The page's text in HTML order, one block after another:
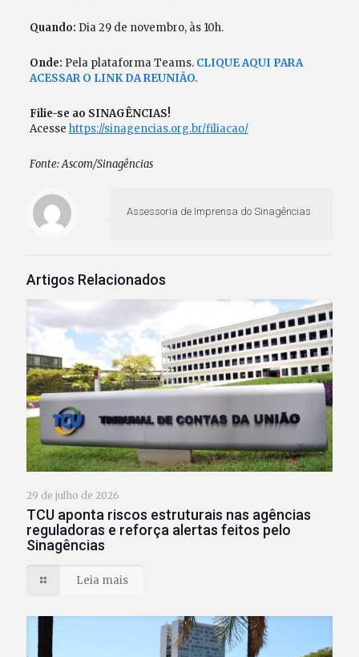
Quando: Dia 29 de novembro, às 10h.
Onde: Pela plataforma Teams. CLIQUE AQUI PARA
ACESSAR O LINK DA REUNIÃO.
Filie-se ao SINAGÊNCIAS!
Acesse https://sinagencias.org.br/filiacao/
Fonte: Ascom/Sinagências
Assessoria de Imprensa do Sinagências
Artigos Relacionados
29 de julho de 2026
TCU aponta riscos estruturais nas agências
reguladoras e reforça alertas feitos pelo
Sinagências
Leia mais